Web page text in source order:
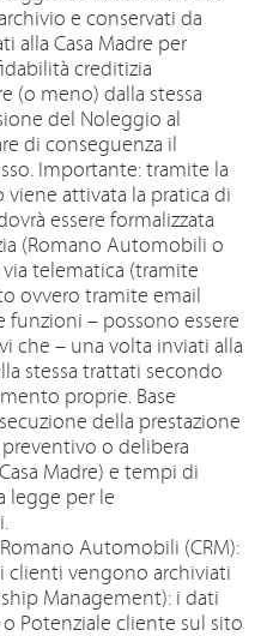
e conservati da
alla Casa Madre per
creditizia
(o meno) dalla stessa
del Noleggio al
di conseguenza il
Importante: tramite la
attivata la pratica di
essere formalizzata
(Romano Automobili o
telematica (tramite
ovvero tramite email
funzioni – possono essere
che – una volta inviati alla
stessa trattati secondo
proprie. Base
della prestazione
preventivo o delibera
Madre) e tempi di
legge per le
Automobili (CRM):
clienti vengono archiviati
Management): i dati
Potenziale cliente sul sito